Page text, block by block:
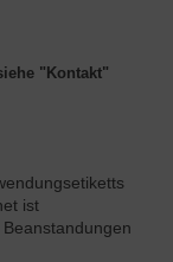
"Kontakt"
ist